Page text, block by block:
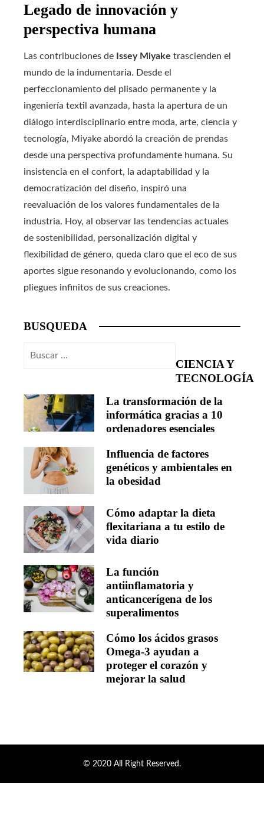
Legado de innovación y
perspectiva humana
Las contribuciones de Issey Miyake trascienden el
mundo de la indumentaria. Desde el
perfeccionamiento del plisado permanente y la
ingeniería textil avanzada, hasta la apertura de un
diálogo interdisciplinario entre moda, arte, ciencia y
tecnología, Miyake abordó la creación de prendas
desde una perspectiva profundamente humana. Su
insistencia en el confort, la adaptabilidad y la
democratización del diseño, inspiró una
reevaluación de los valores fundamentales de la
industria. Hoy, al observar las tendencias actuales
de sostenibilidad, personalización digital y
flexibilidad de género, queda claro que el eco de sus
aportes sigue resonando y evolucionando, como los
pliegues infinitos de sus creaciones.
BUSQUEDA
Buscar:
CIENCIA Y
TECNOLOGÍA
La transformación de la
informática gracias a 10
ordenadores esenciales
Influencia de factores
genéticos y ambientales en
la obesidad
Cómo adaptar la dieta
flexitariana a tu estilo de
vida diario
La función
antiinflamatoria y
anticancerígena de los
superalimentos
Cómo los ácidos grasos
Omega-3 ayudan a
proteger el corazón y
mejorar la salud
© 2020 All Right Reserved.